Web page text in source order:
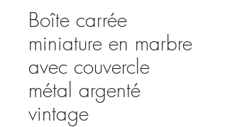
Boîte carrée
miniature en marbre
avec couvercle
métal argenté
vintage